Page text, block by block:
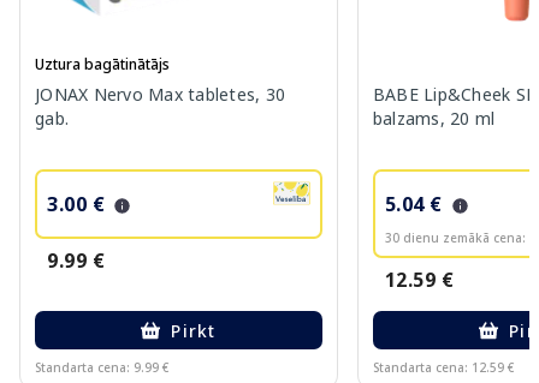
Uztura bagātinātājs
JONAX Nervo Max tabletes, 30
gab.
3.00 €
9.99 €
Pirkt
Standarta cena: 9.99 €
BABE Lip&Cheek
balzams, 20 ml
5.04 €
30 dienu zemākā cena:
12.59 €
Standarta cena: 12.59 €